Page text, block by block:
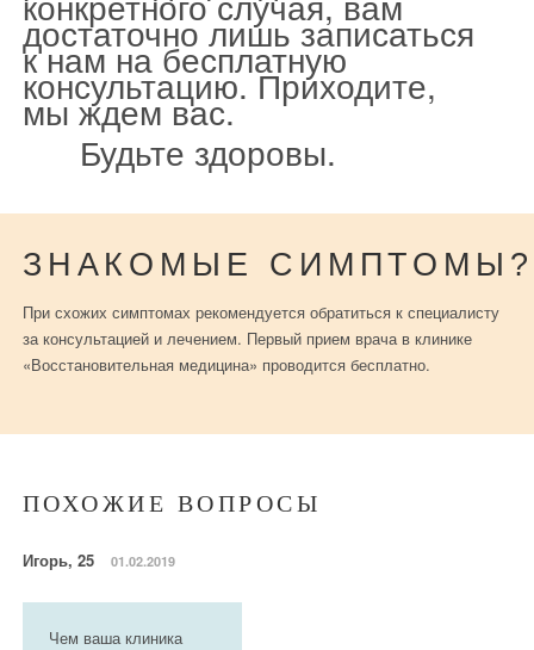
достаточно лишь записаться
к нам на бесплатную
консультацию. Приходите,
мы ждем вас.
Будьте здоровы.
ЗНАКОМЫЕ СИМПТОМЫ?
При схожих симптомах рекомендуется обратиться к специалисту
за консультацией и лечением. Первый прием врача в клинике
«Восстановительная медицина» проводится бесплатно.
ПОХОЖИЕ ВОПРОСЫ
Игорь, 25 01.02.2019
Чем ваша клиника